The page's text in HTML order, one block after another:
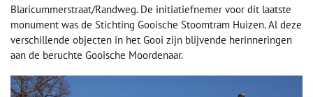
Blaricummerstraat/Randweg. De initiatiefnemer voor dit laatste
monument was de Stichting Gooische Stoomtram Huizen. Al deze
verschillende objecten in het Gooi zijn blijvende herinneringen
aan de beruchte Gooische Moordenaar.